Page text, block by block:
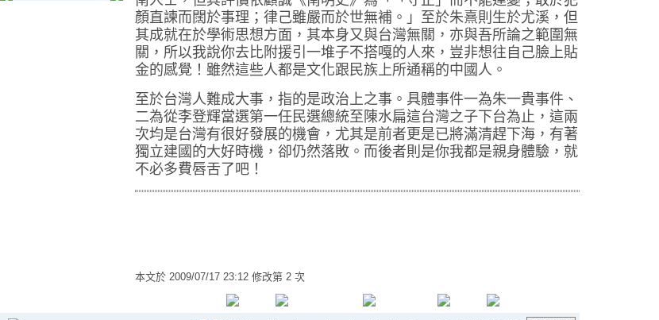
顏直諫而闊於事理；律己雖嚴而於世無補。 」至於朱熹則生於尤溪，但
其成就在於學術思想方面，其本身又與台灣無關，亦與吾所論之範圍無
關， 所以我說你去比附援引一堆子不搭嘎的人來，豈非想往自己臉上貼
金的感覺！雖然這些人都是文化跟民族上所通稱的中國人。
至於台灣人難成大事，指的是政治上之事。具體事件一為朱一貴事件、
二為從李登輝當選第一任民選總統至陳水扁這台灣之子下台為止，這兩
次均是台灣有很好發展的機會，尤其是前者更是已將滿清趕下海，有著
獨立建國的大好時機，卻仍然落敗。而後者則是你我都是親身體驗，就
不必多費唇舌了吧！
本文於 2009/07/17 23:12 修改第 2 次